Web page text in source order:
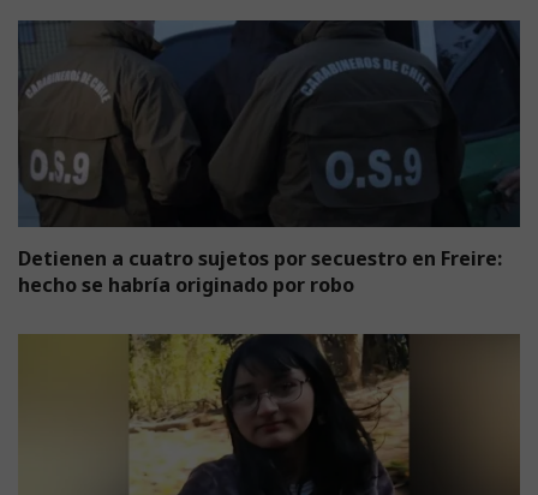
Detienen a cuatro sujetos por secuestro en Freire:
hecho se habría originado por robo